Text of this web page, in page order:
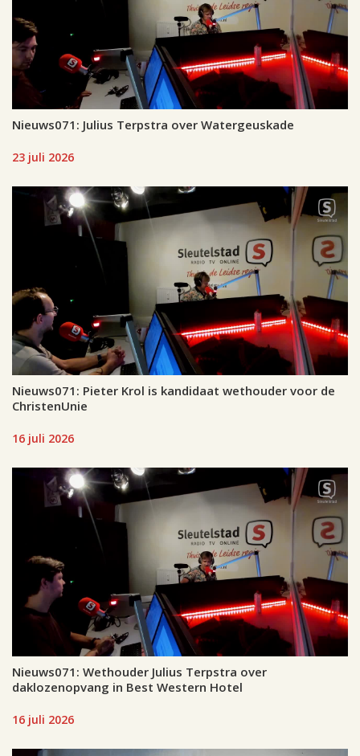
Nieuws071: Julius Terpstra over Watergeuskade
23 juli 2026
Nieuws071: Pieter Krol is kandidaat wethouder voor de
ChristenUnie
16 juli 2026
Nieuws071: Wethouder Julius Terpstra over
daklozenopvang in Best Western Hotel
16 juli 2026